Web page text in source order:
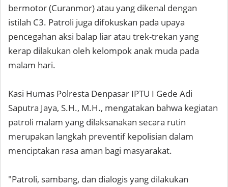
bermotor (Curanmor) atau yang dikenal dengan
istilah C3. Patroli juga difokuskan pada upaya
pencegahan aksi balap liar atau trek-trekan yang
kerap dilakukan oleh kelompok anak muda pada
malam hari.
Kasi Humas Polresta Denpasar IPTU I Gede Adi
Saputra Jaya, S.H., M.H., mengatakan bahwa kegiatan
patroli malam yang dilaksanakan secara rutin
merupakan langkah preventif kepolisian dalam
menciptakan rasa aman bagi masyarakat.
"Patroli, sambang, dan dialogis yang dilakukan